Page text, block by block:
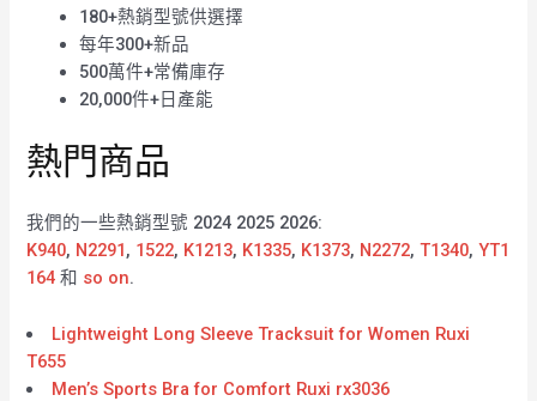
180+熱銷型號供選擇
每年300+新品
500萬件+常備庫存
20,000件+日產能
熱門商品
我們的一些熱銷型號 2024 2025 2026:
K940, N2291, 1522, K1213, K1335, K1373, N2272,T1340,YT1
164 和 so on.
Lightweight Long Sleeve Tracksuit for Women Ruxi
T655
Men’s Sports Bra for Comfort Ruxi rx3036